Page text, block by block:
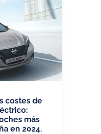
costes de
más
en 2024.